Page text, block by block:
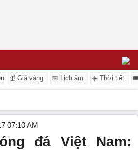
💰 Giá vàng 📅 Lịch âm ☀️ Thời tiết
07:10 AM
đá Việt Nam: